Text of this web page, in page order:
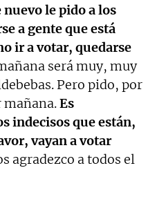
nuevo le pido a los
a gente que está
ir a votar, quedarse
será muy, muy
Pero pido, por
mañana.Es
indecisos que están,
vayan a votar
agradezco a todos el